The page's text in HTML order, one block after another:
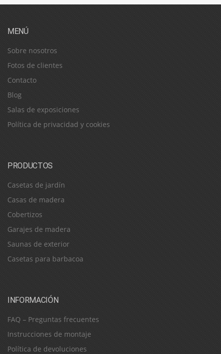
MENÚ
Sobre nosotros
Fotos de clientes
Contacto
Blog
Salas de exposiciones
Política de privacidad y cookies
PRODUCTOS
Casetas de jardín
Casas de madera
Cobertizos
Garajes de madera
Saunas de exterior
Casetas para barbacoa
INFORMACIÓN
FAQ – Preguntas frecuentes
Instrucciones de montaje
Política de devoluciones